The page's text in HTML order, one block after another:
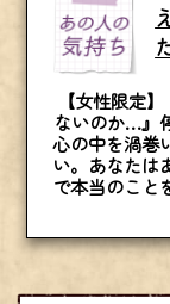
【女性限定
ないのか…』
心の中を渦巻
い。あなたは
で本当のこと